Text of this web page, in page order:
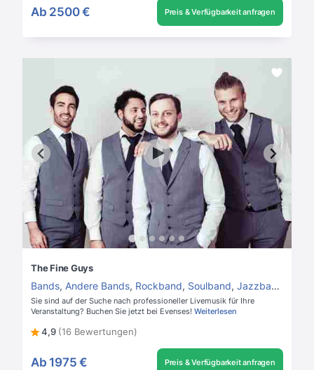
Ab 2500 € Preis & Verfügbarkeit anfragen
The Fine Guys
Bands, Andere Bands, Rockband, Soulband, Jazzband
Sie sind auf der Suche nach professioneller Livemusik für Ihre
Veranstaltung? Buchen Sie jetzt bei Evenses! Weiterlesen
4,9 (16 Bewertungen)
Ab 1975 € Preis & Verfügbarkeit anfragen